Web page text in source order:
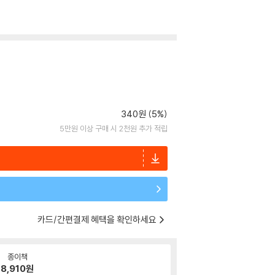
340원 (5%)
5만원 이상 구매 시 2천원 추가 적립
카드/간편결제 혜택을 확인하세요
종이책
8,910원